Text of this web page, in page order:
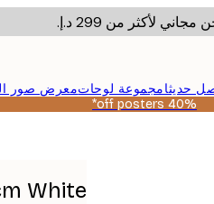
لأكثر من ‏299 د.إ.‏
حديثامجموعة لوحاتمعرض صور
40% off posters*
White